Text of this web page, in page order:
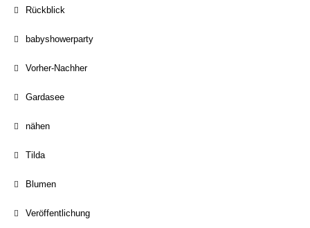
Rückblick
babyshowerparty
Vorher-Nachher
Gardasee
nähen
Tilda
Blumen
Veröffentlichung